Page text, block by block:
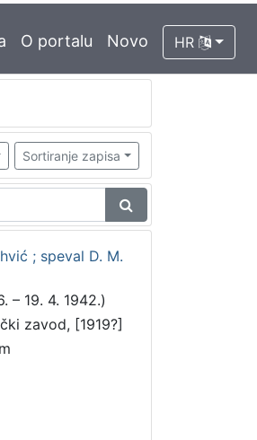
O portalu Novo HR
Sortiranje zapisa
; speval D. M.
– 19. 4. 1942.)
zavod, [1919?]